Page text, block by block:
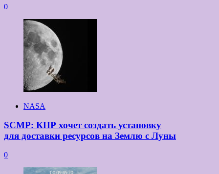
0
NASA
SCMP: КНР хочет создать установку
для доставки ресурсов на Землю с Луны
0